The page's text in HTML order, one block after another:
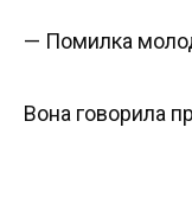
— Помилка
Вона говорила